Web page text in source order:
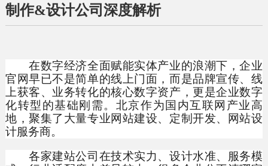
制作&设计公司深度解析
在数字经济全面赋能实体产业的浪潮下，企业
官网早已不是简单的线上门面，而是品牌宣传、线
上获客、业务转化的核心数字资产，更是企业数字
化转型的基础刚需。北京作为国内互联网产业高
地，聚集了大量专业网站建设、定制开发、网站设
计服务商。
各家建站公司在技术实力、设计水准、服务模